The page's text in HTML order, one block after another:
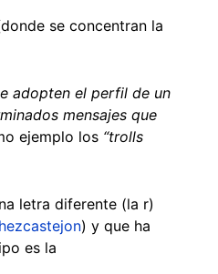
se concentran la
adopten el perfil de un
mensajes que
ejemplo los “trolls
letra diferente (la r)
) y que ha
es la